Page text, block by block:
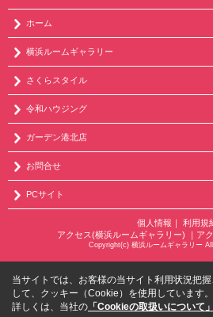
ホーム
横浜ルームギャラリー
さくらスタイル
令和ハウジング
ガーデン港北店
お問合せ
PCサイト
個人情報 ｜ 利用規
アクセス(横浜ルームギャラリー) ｜ ア
Copyright(c) 横浜ルームギャラリー
当サイトでは、お客様の当サイト利用状況把
して、クッキー（Cookie）を使用しています。
詳しくは、当社の 「Cookieの取扱いについて」